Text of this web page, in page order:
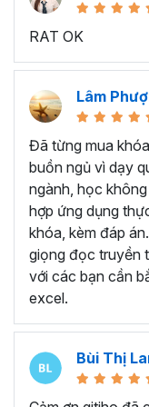
sử dụng Excel sẽ
công việc. Hơn
mình đang thực
Hiện nay 100% các
cần tới kỹ năng
chính... Mỗi cấp độ
công việc khác
Chính vì điều đó
Excel cập nhật
cùng với92 tài liệu
ích vô tận như:
Giảng viên là
cao, kinh
VPBank,
đoàn Thành
RAT OK
Lâm
Đã từng mua
buồn ngủ vì dạy
ngành, học
hợp ứng dụng
khóa, kèm đáp
giọng đọc truyền
với các bạn cần
excel.
Bùi Thị